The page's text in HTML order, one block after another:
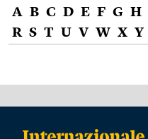
A B C D E F G H
R S T U V W X Y